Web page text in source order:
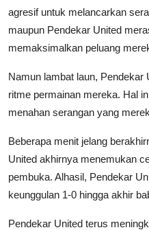
agresif untuk melancarkan
maupun Pendekar United
memaksimalkan peluang
Namun lambat laun,
ritme permainan mereka. Hal
menahan serangan yang
Beberapa menit jelang
United akhirnya menemukan
pembuka. Alhasil, Pendekar
keunggulan 1-0 hingga akhir
Pendekar United terus